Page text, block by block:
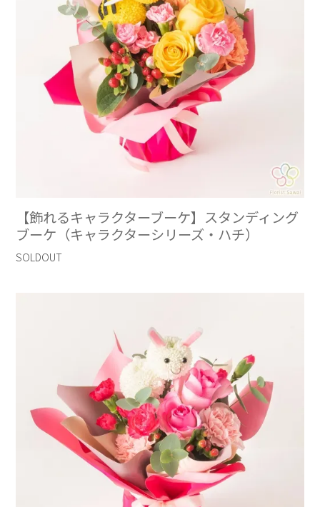
【飾れるキャラクターブーケ】スタンディング
ブーケ（キャラクターシリーズ・ハチ）
SOLDOUT